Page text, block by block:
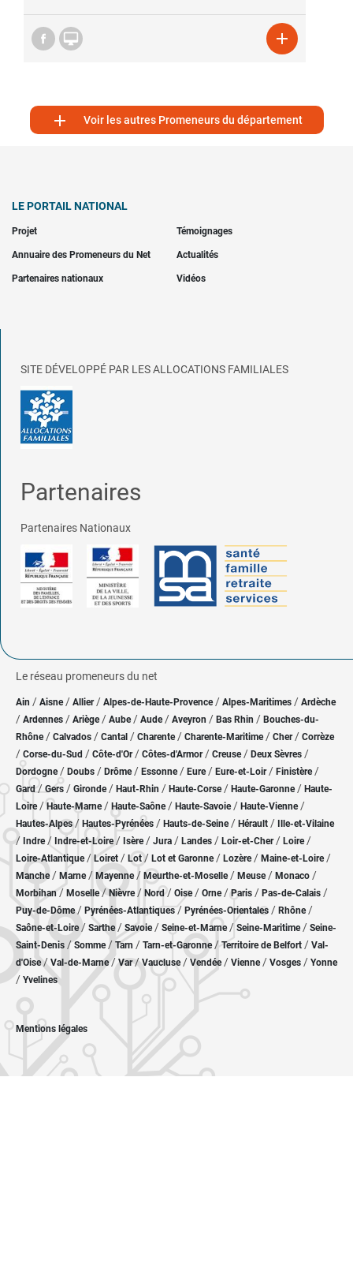
 
 Voir les autres Promeneurs du département
LE PORTAIL NATIONAL
Projet Témoignages
Annuaire des Promeneurs du Net Actualités
Partenaires nationaux Vidéos
SITE DÉVELOPPÉ PAR LES ALLOCATIONS FAMILIALES
Partenaires
Partenaires Nationaux
Le réseau promeneurs du net
Ain / Aisne/ Allier/ Alpes-de-Haute-Provence / Alpes-Maritimes / Ardèche
/ Ardennes / Ariège/ Aube/ Aude / Aveyron / Bas Rhin / Bouches-du-
Rhône/ Calvados / Cantal / Charente / Charente-Maritime/ Cher / Corrèze
/ Corse-du-Sud / Côte-d'Or / Côtes-d'Armor/ Creuse/ Deux Sèvres /
Dordogne/ Doubs / Drôme/ Essonne / Eure/ Eure-et-Loir / Finistère/
Gard/Gers / Gironde/ Haut-Rhin / Haute-Corse/ Haute-Garonne/ Haute-
Loire/Haute-Marne/ Haute-Saône/ Haute-Savoie/ Haute-Vienne/
Hautes-Alpes/ Hautes-Pyrénées / Hauts-de-Seine/ Hérault / Ille-et-Vilaine
/ Indre/ Indre-et-Loire/ Isère/ Jura / Landes / Loir-et-Cher/ Loire/
Loire-Atlantique/ Loiret / Lot/ Lot et Garonne/ Lozère / Maine-et-Loire/
Manche/ Marne/ Mayenne/ Meurthe-et-Moselle/ Meuse/ Monaco /
Morbihan/ Moselle/ Nièvre / Nord/ Oise / Orne/Paris / Pas-de-Calais /
Puy-de-Dôme/ Pyrénées-Atlantiques / Pyrénées-Orientales / Rhône/
Saône-et-Loire/ Sarthe/ Savoie/ Seine-et-Marne/ Seine-Maritime/ Seine-
Saint-Denis /Somme/ Tarn / Tarn-et-Garonne/Territoire de Belfort / Val-
d'Oise/ Val-de-Marne/Var/Vaucluse/ Vendée/ Vienne/ Vosges / Yonne
/ Yvelines
Mentions légales